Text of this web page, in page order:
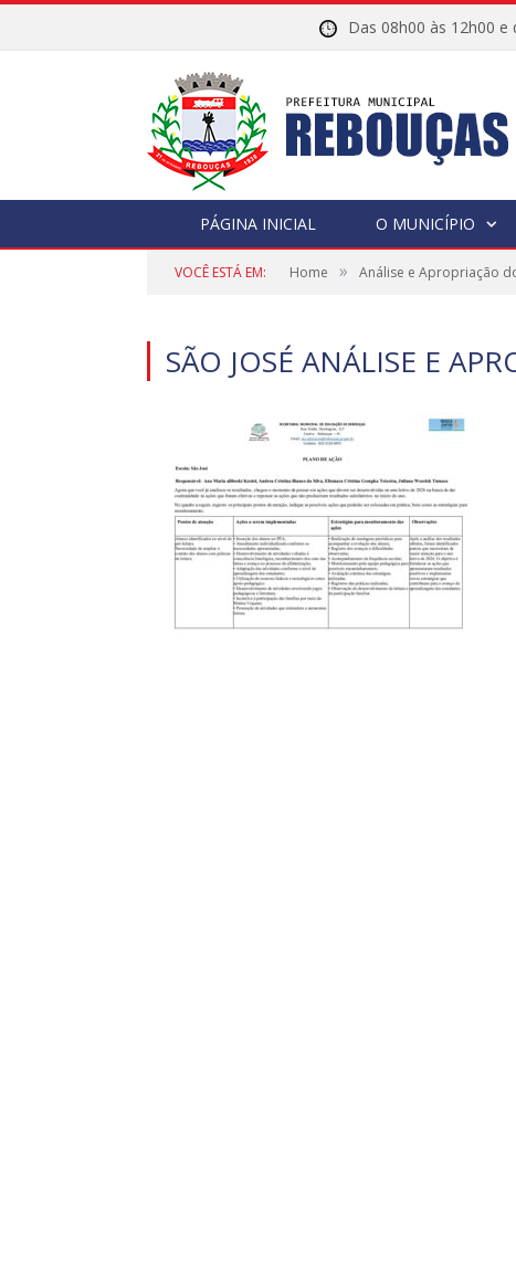
Das 08h00 às
PÁGINA INICIAL O MUNICÍPIO
VOCÊ ESTÁ EM: Home » Análise e Apropriação
SÃO JOSÉ ANÁLISE E